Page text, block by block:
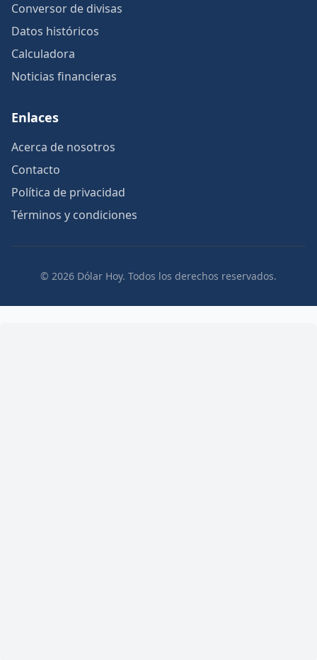
Conversor de divisas
Datos históricos
Calculadora
Noticias financieras
Enlaces
Acerca de nosotros
Contacto
Política de privacidad
Términos y condiciones
© 2026 Dólar Hoy. Todos los derechos reservados.